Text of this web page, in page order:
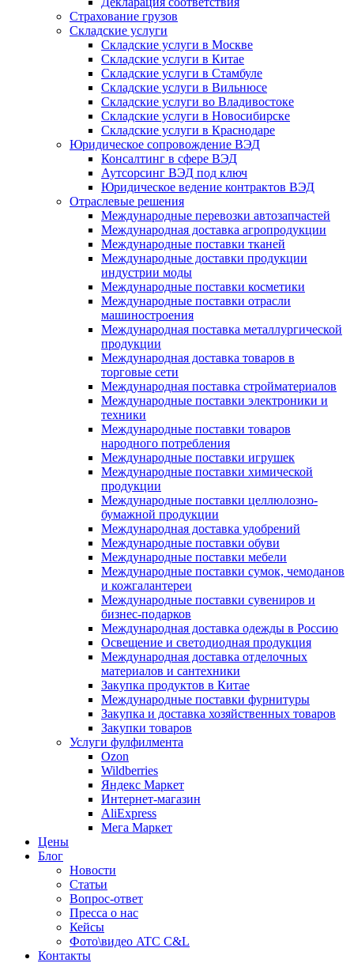
Страхование грузов
Складские услуги
Складские услуги в Москве
Складские услуги в Китае
Складские услуги в Стамбуле
Складские услуги в Вильнюсе
Складские услуги во Владивостоке
Складские услуги в Новосибирске
Складские услуги в Краснодаре
Юридическое сопровождение ВЭД
Консалтинг в сфере ВЭД
Аутсорсинг ВЭД под ключ
Юридическое ведение контрактов ВЭД
Отраслевые решения
Международные перевозки автозапчастей
Международная доставка агропродукции
Международные поставки тканей
Международные доставки продукции
индустрии моды
Международные поставки косметики
Международные поставки отрасли
машиностроения
Международная поставка металлургической
продукции
Международная доставка товаров в
торговые сети
Международная поставка стройматериалов
Международные поставки электроники и
техники
Международные поставки товаров
народного потребления
Международные поставки игрушек
Международные поставки химической
продукции
Международные поставки целлюлозно-
бумажной продукции
Международная доставка удобрений
Международные поставки обуви
Международные поставки мебели
Международные поставки сумок, чемоданов
и кожгалантереи
Международные поставки сувениров и
бизнес-подарков
Международная доставка одежды в Россию
Освещение и светодиодная продукция
Международная доставка отделочных
материалов и сантехники
Закупка продуктов в Китае
Международные поставки фурнитуры
Закупка и доставка хозяйственных товаров
Закупки товаров
Услуги фулфилмента
Ozon
Wildberries
Яндекс Маркет
Интернет-магазин
AliExpress
Мега Маркет
Цены
Блог
Новости
Статьи
Вопрос-ответ
Пресса о нас
Кейсы
Фото\видео ATC C&L
Контакты